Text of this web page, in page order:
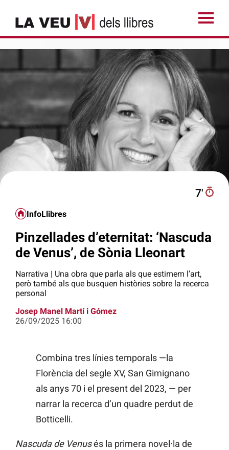
7′
InfoLlibres
Pinzellades d’eternitat: ‘Nascuda
de Venus’, de Sònia Lleonart
Narrativa | Una obra que parla als que estimem l’art,
però també als que busquen històries sobre la recerca
personal
Josep Manel Martí i Gómez
26/09/2025 16:00
Combina tres línies temporals —la
Florència del segle XV, San Gimignano
als anys 70 i el present del 2023, — per
narrar la recerca d’un quadre perdut de
Botticelli.
Nascuda de Venusés la primera novel·la de